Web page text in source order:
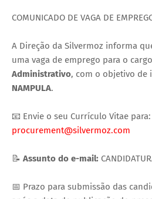
COMUNICADO DE VAGA DE
A Direção da Silvermoz informa
uma vaga de emprego para o
Administrativo, com o objetivo de
NAMPULA.
📧 Envie o seu Currículo Vitae para:
procurement@silvermoz.com
📝 Assunto do e-mail:
📅 Prazo para submissão das